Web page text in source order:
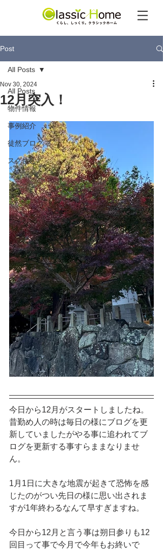
Post
All Posts
物件情報
事例紹介
徒然ブログ
スグ住む
All Posts
12月突入！
Nov 30, 2024
今日から12月がスタートしましたね。
昔勤め人の時は毎日の様にブログを更
新していましたがやる事に追われてブ
ログを更新する事すらままなりませ
ん。
1月1日に大きな地震が起きて恐怖を感
じたのがつい先日の様に思い出されま
すが1年終わるなんて早すぎますね。
今日から12月と言う事は朔日参りも12
回目って事で今月で今年もお終いで